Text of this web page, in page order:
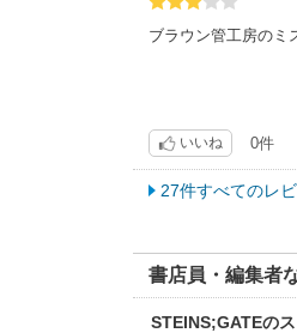
ブラウン管工房のミ
いいね 0件
27件すべてのレ
書店員・編集者
STEINS;GATEの